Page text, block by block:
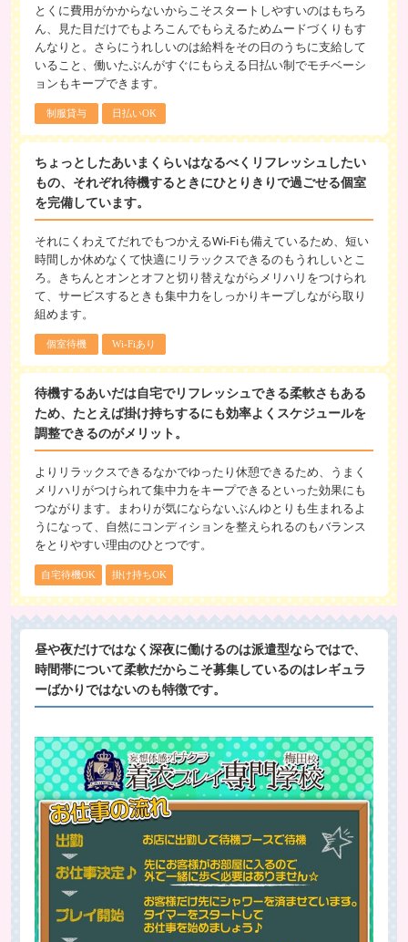
とくに費用がかからないからこそスタートしやすいのはもちろ
ん、見た目だけでもよろこんでもらえるためムードづくりもす
んなりと。さらにうれしいのは給料をその日のうちに支給して
いること、働いたぶんがすぐにもらえる日払い制でモチベーシ
ョンもキープできます。
制服貸与 日払いOK
ちょっとしたあいまくらいはなるべくリフレッシュしたい
もの、それぞれ待機するときにひとりきりで過ごせる個室
を完備しています。
それにくわえてだれでもつかえるWi-Fiも備えているため、短い
時間しか休めなくて快適にリラックスできるのもうれしいとこ
ろ。きちんとオンとオフと切り替えながらメリハリをつけられ
て、サービスするときも集中力をしっかりキープしながら取り
組めます。
個室待機 Wi-Fiあり
待機するあいだは自宅でリフレッシュできる柔軟さもある
ため、たとえば掛け持ちするにも効率よくスケジュールを
調整できるのがメリット。
よりリラックスできるなかでゆったり休憩できるため、うまく
メリハリがつけられて集中力をキープできるといった効果にも
つながります。まわりが気にならないぶんゆとりも生まれるよ
うになって、自然にコンディションを整えられるのもバランス
をとりやすい理由のひとつです。
自宅待機OK 掛け持ちOK
昼や夜だけではなく深夜に働けるのは派遣型ならではで、
時間帯について柔軟だからこそ募集しているのはレギュラ
ーばかりではないのも特徴です。